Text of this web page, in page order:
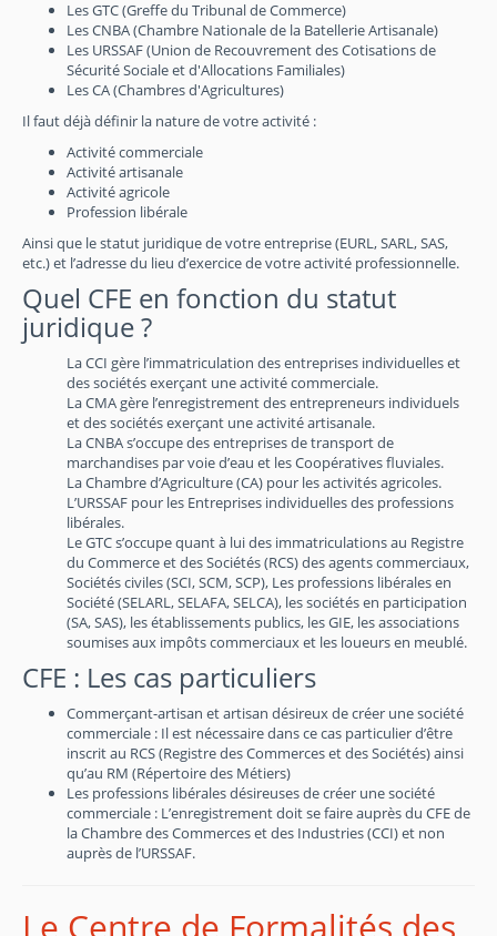
Les GTC (Greffe du Tribunal de Commerce)
Les CNBA (Chambre Nationale de la Batellerie Artisanale)
Les URSSAF (Union de Recouvrement des Cotisations de
Sécurité Sociale et d'Allocations Familiales)
Les CA (Chambres d'Agricultures)
Il faut déjà définir la nature de votre activité :
Activité commerciale
Activité artisanale
Activité agricole
Profession libérale
Ainsi que le statut juridique de votre entreprise (EURL, SARL, SAS,
etc.) et l’adresse du lieu d’exercice de votre activité professionnelle.
Quel CFE en fonction du statut
juridique ?
La CCI gère l’immatriculation des entreprises individuelles et
des sociétés exerçant une activité commerciale.
La CMA gère l’enregistrement des entrepreneurs individuels
et des sociétés exerçant une activité artisanale.
La CNBA s’occupe des entreprises de transport de
marchandises par voie d’eau et les Coopératives fluviales.
La Chambre d’Agriculture (CA) pour les activités agricoles.
L’URSSAF pour les Entreprises individuelles des professions
libérales.
Le GTC s’occupe quant à lui des immatriculations au Registre
du Commerce et des Sociétés (RCS) des agents commerciaux,
Sociétés civiles (SCI, SCM, SCP), Les professions libérales en
Société (SELARL, SELAFA, SELCA), les sociétés en participation
(SA, SAS), les établissements publics, les GIE, les associations
soumises aux impôts commerciaux et les loueurs en meublé.
CFE : Les cas particuliers
Commerçant-artisan et artisan désireux de créer une société
commerciale : Il est nécessaire dans ce cas particulier d’être
inscrit au RCS (Registre des Commerces et des Sociétés) ainsi
qu’au RM (Répertoire des Métiers)
Les professions libérales désireuses de créer une société
commerciale : L’enregistrement doit se faire auprès du CFE de
la Chambre des Commerces et des Industries (CCI) et non
auprès de l’URSSAF.